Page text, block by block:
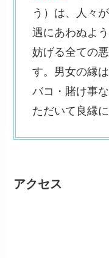
う）は、人々
遇にあわぬよ
妨げる全ての
す。男女の縁
バコ・賭け事
ただいて良縁
アクセス